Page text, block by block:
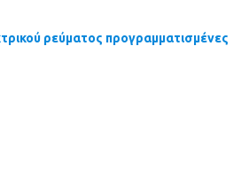
ρεύματος προγραμματισμένες